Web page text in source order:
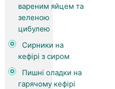
вареним яйцем та
зеленою
цибулею
Сирники на
кефірі з сиром
Пишні оладки на
гарячому кефірі